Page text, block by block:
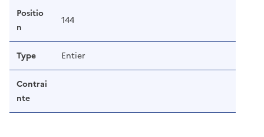
Positio
n
144
Type Entier
Contrai
nte